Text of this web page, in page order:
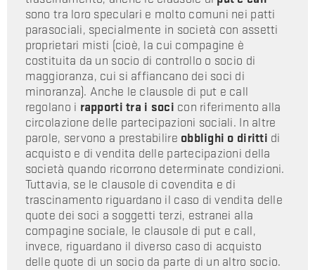
sono tra loro speculari e molto comuni nei patti
parasociali, specialmente in società con assetti
proprietari misti (cioè, la cui compagine è
costituita da un socio di controllo o socio di
maggioranza, cui si affiancano dei soci di
minoranza). Anche le clausole di put e call
regolano i rapporti tra i soci con riferimento alla
circolazione delle partecipazioni sociali. In altre
parole, servono a prestabilire obblighi o diritti di
acquisto e di vendita delle partecipazioni della
società quando ricorrono determinate condizioni.
Tuttavia, se le clausole di covendita e di
trascinamento riguardano il caso di vendita delle
quote dei soci a soggetti terzi, estranei alla
compagine sociale, le clausole di put e call,
invece, riguardano il diverso caso di acquisto
delle quote di un socio da parte di un altro socio.